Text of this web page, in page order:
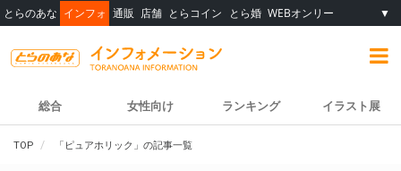
とらのあな インフォ 通販 店舗 とらコイン とら婚 WEBオンリー ▼
総合 女性向け ランキング イラスト展
TOP 「ピュアホリック」の記事一覧